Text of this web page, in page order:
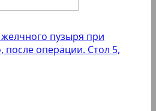
пузыря при
после операции. Стол 5,